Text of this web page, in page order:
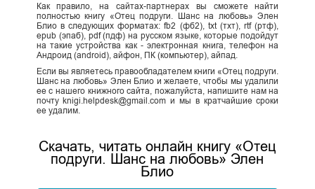
Как правило, на сайтах-партнерах вы сможете найти
полностью книгу «Отец подруги. Шанс на любовь» Элен
Блио в следующих форматах: fb2 (фб2), txt (тхт), rtf (ртф),
epub (эпаб), pdf (пдф) на русском языке, которые подойдут
на такие устройства как - электронная книга, телефон на
Андроид (android), айфон, ПК (компьютер), айпад.
Если вы являетесь правообладателем книги «Отец подруги.
Шанс на любовь» Элен Блио и желаете, чтобы мы удалили
ее с нашего книжного сайта, пожалуйста, напишите нам на
почту knigi.helpdesk@gmail.com и мы в кратчайшие сроки
ее удалим.
Скачать, читать онлайн книгу «Отец
подруги. Шанс на любовь» Элен
Блио